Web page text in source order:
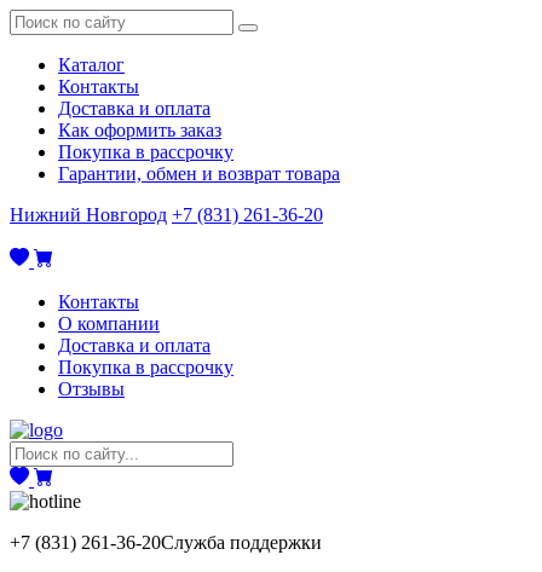
Каталог
Контакты
Доставка и оплата
Как оформить заказ
Покупка в рассрочку
Гарантии, обмен и возврат товара
Нижний Новгород +7 (831) 261-36-20
Контакты
О компании
Доставка и оплата
Покупка в рассрочку
Отзывы
+7 (831) 261-36-20Служба поддержки